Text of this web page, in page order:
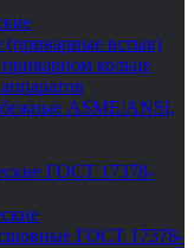
встык)
кольце
ASME/ANSI,
ГОСТ 17378-
ГОСТ 17378-